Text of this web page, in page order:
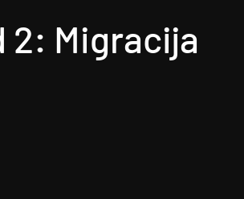
2: Migracija